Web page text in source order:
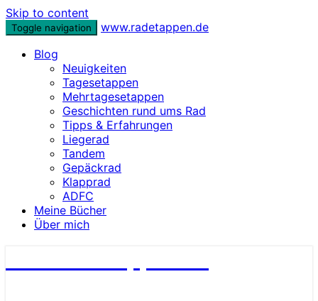
Skip to content
Toggle navigation
www.radetappen.de
Blog
Neuigkeiten
Tagesetappen
Mehrtagesetappen
Geschichten rund ums Rad
Tipps & Erfahrungen
Liegerad
Tandem
Gepäckrad
Klapprad
ADFC
Meine Bücher
Über mich